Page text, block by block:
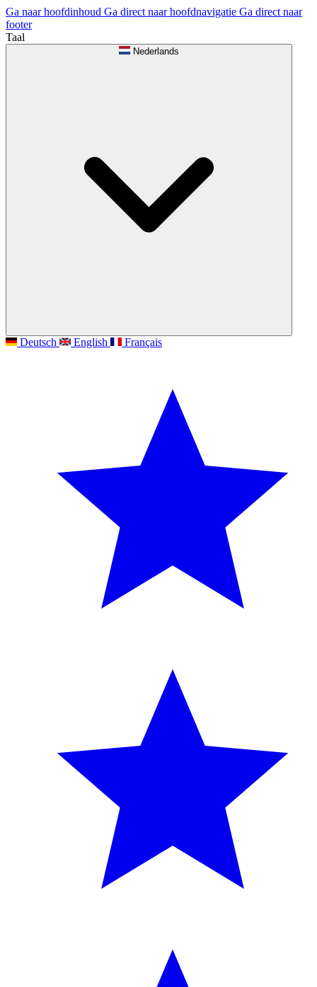
Ga naar hoofdinhoud Ga direct naar hoofdnavigatie Ga direct naar
footer
Taal
Nederlands
Deutsch English Français